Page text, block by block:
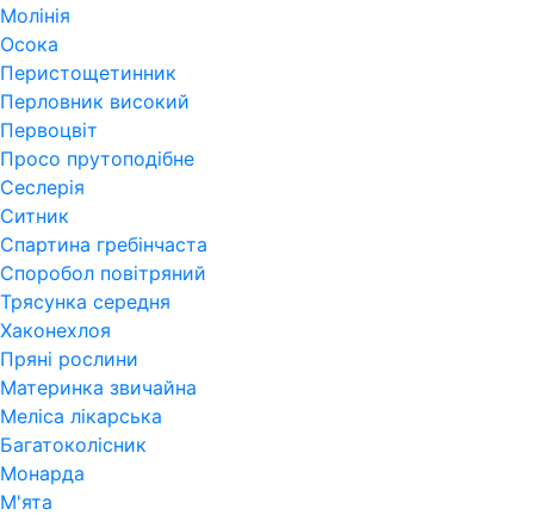
Молінія
Осока
Перистощетинник
Перловник високий
Первоцвіт
Просо прутоподібне
Сеслерія
Ситник
Спартина гребінчаста
Споробол повітряний
Трясунка середня
Хаконехлоя
Пряні рослини
Материнка звичайна
Меліса лікарська
Багатоколісник
Монарда
М'ята